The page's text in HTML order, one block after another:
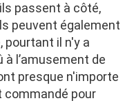
passent à côté,
peuvent également
pourtant il n'y a
à l’amusement de
presque n'importe
pour